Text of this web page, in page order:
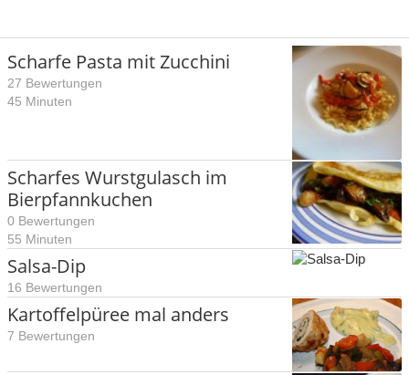
Scharfe Pasta mit Zucchini
27 Bewertungen
45 Minuten
Scharfes Wurstgulasch im
Bierpfannkuchen
0 Bewertungen
55 Minuten
Salsa-Dip
16 Bewertungen
Kartoffelpüree mal anders
7 Bewertungen